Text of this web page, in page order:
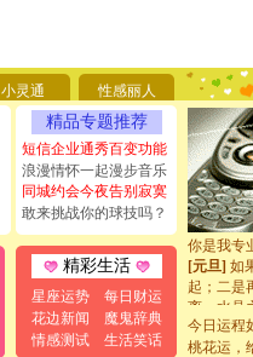
小灵通 性感丽人
精品专题推荐
短信企业通秀百变功能
浪漫情怀一起漫步音乐
同城约会今夜告别寂寞
敢来挑战你的球技吗？
精彩生活
星座运势
每日财运
花边新闻
魔鬼辞典
情感测试
生活笑话
要平安！
[圣诞节]
能正大
天都要快
[圣诞节]
如意,快
[元旦]看
断电。爱
你是我专
[元旦] 如
起；二是
离。水晶
[元旦]当
泣，这痛
今日运程
桃花运，